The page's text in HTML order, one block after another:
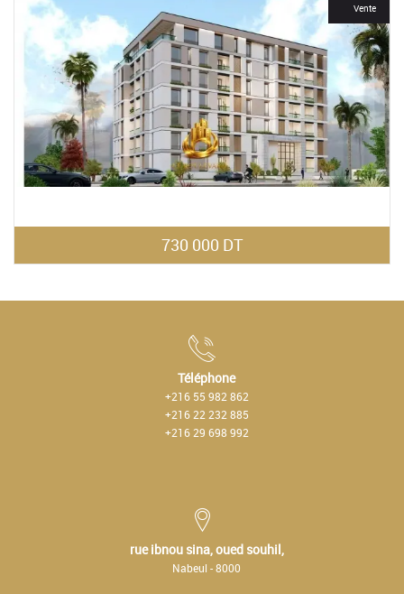
For Rent
Vente
730 000 DT
Téléphone
+216 55 982 862
+216 22 232 885
+216 29 698 992
rue ibnou sina, oued souhil,
Nabeul - 8000